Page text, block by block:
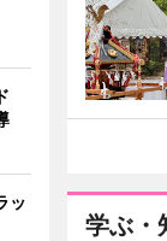
学ぶ・
ッ